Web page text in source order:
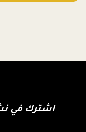
العالمية.
اشترك في